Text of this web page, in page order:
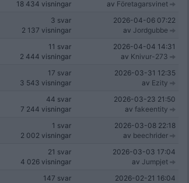
18 434 visningar
av Företagarsvinet
3 svar
2 137 visningar
2026-04-06 07:22
av Jordgubbe
11 svar
2 444 visningar
2026-04-04 14:31
av Knivur-273
17 svar
3 543 visningar
2026-03-31 12:35
av Ezity
44 svar
7 244 visningar
2026-03-23 21:50
av fakeentity
1 svar
2 002 visningar
2026-03-08 22:18
av beechrider
21 svar
4 026 visningar
2026-03-03 17:04
av Jumpjet
147 svar
2026-02-21 16:04